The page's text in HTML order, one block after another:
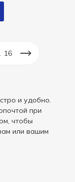
16
и удобно.
при
чтобы
или вашим